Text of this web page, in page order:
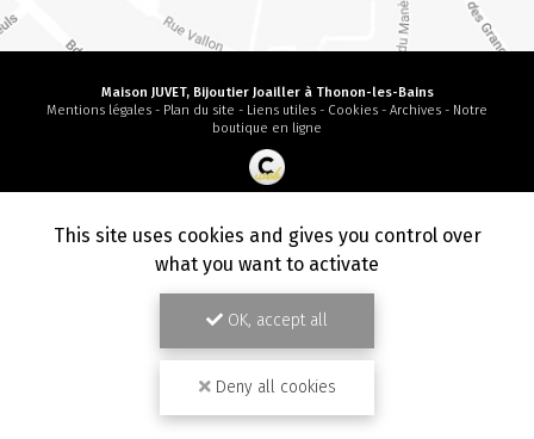
Maison JUVET, Bijoutier Joailler à Thonon-les-Bains
Mentions légales - Plan du site - Liens utiles - Cookies - Archives - Notre
boutique en ligne
Demande de Devis
Secteur -En savoir +
Sitemap
ACHAT D'OR ET EXPERTISE À THONON-LES-BAINS
LE DIAMANT DE SYNTHÈSE - MAISON JUVET
10/10
This site uses cookies and gives you control over
what you want to activate
OK, accept all
Deny all cookies